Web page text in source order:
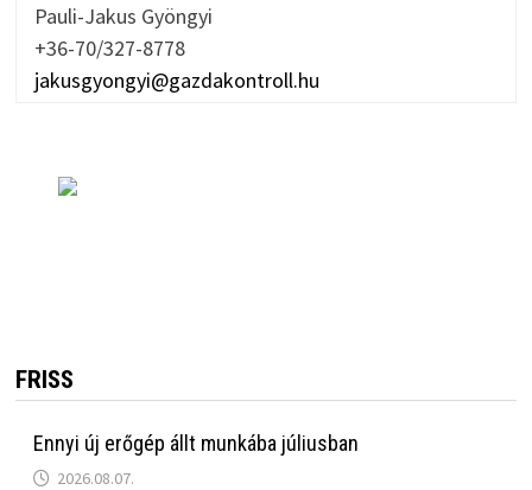
Pauli-Jakus Gyöngyi
+36-70/327-8778
jakusgyongyi@gazdakontroll.hu
FRISS
Ennyi új erőgép állt munkába júliusban
2026.08.07.